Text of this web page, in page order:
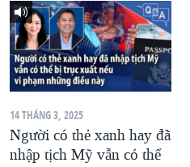
14 THÁNG 3, 2025
Người có thẻ xanh hay đã
nhập tịch Mỹ vẫn có thể